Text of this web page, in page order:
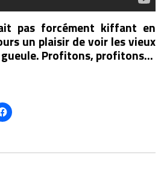
pas forcément kiffant en
un plaisir de voir les vieux
gueule. Profitons, profitons…